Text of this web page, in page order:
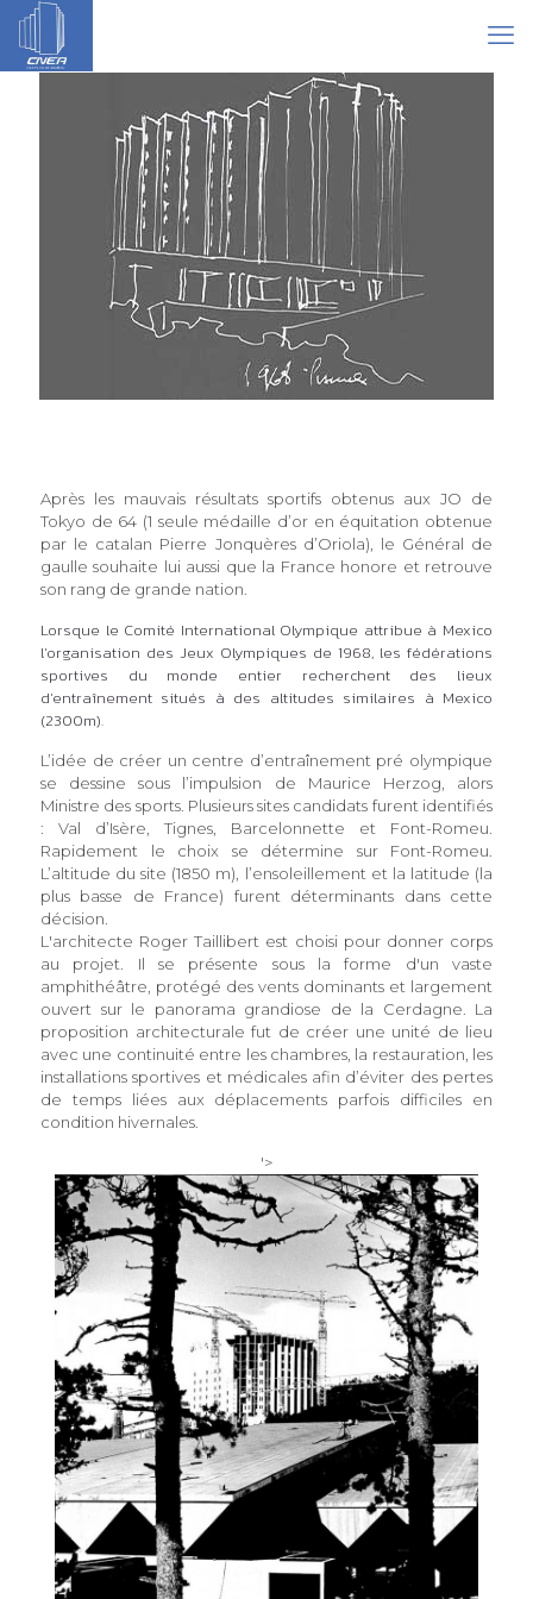
Après les mauvais résultats sportifs obtenus aux JO de
Tokyo de 64 (1 seule médaille d’or en équitation obtenue
par le catalan Pierre Jonquères d’Oriola), le Général de
gaulle souhaite lui aussi que la France honore et retrouve
son rang de grande nation.
Lorsque le Comité International Olympique attribue à Mexico
l'organisation des Jeux Olympiques de 1968, les fédérations
sportives du monde entier recherchent des lieux
d'entraînement situés à des altitudes similaires à Mexico
(2300m).
L’idée de créer un centre d’entraînement pré olympique
se dessine sous l’impulsion de Maurice Herzog, alors
Ministre des sports. Plusieurs sites candidats furent identifiés
: Val d’Isère, Tignes, Barcelonnette et Font-Romeu.
Rapidement le choix se détermine sur Font-Romeu.
L’altitude du site (1850 m), l’ensoleillement et la latitude (la
plus basse de France) furent déterminants dans cette
décision.
L'architecte Roger Taillibert est choisi pour donner corps
au projet. Il se présente sous la forme d'un vaste
amphithéâtre, protégé des vents dominants et largement
ouvert sur le panorama grandiose de la Cerdagne. La
proposition architecturale fut de créer une unité de lieu
avec une continuité entre les chambres, la restauration, les
installations sportives et médicales afin d’éviter des pertes
de temps liées aux déplacements parfois difficiles en
condition hivernales.
'>